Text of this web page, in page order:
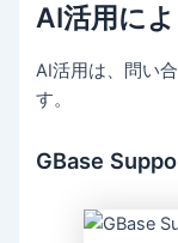
AI活用に
AI活用は、問い
す。
GBase